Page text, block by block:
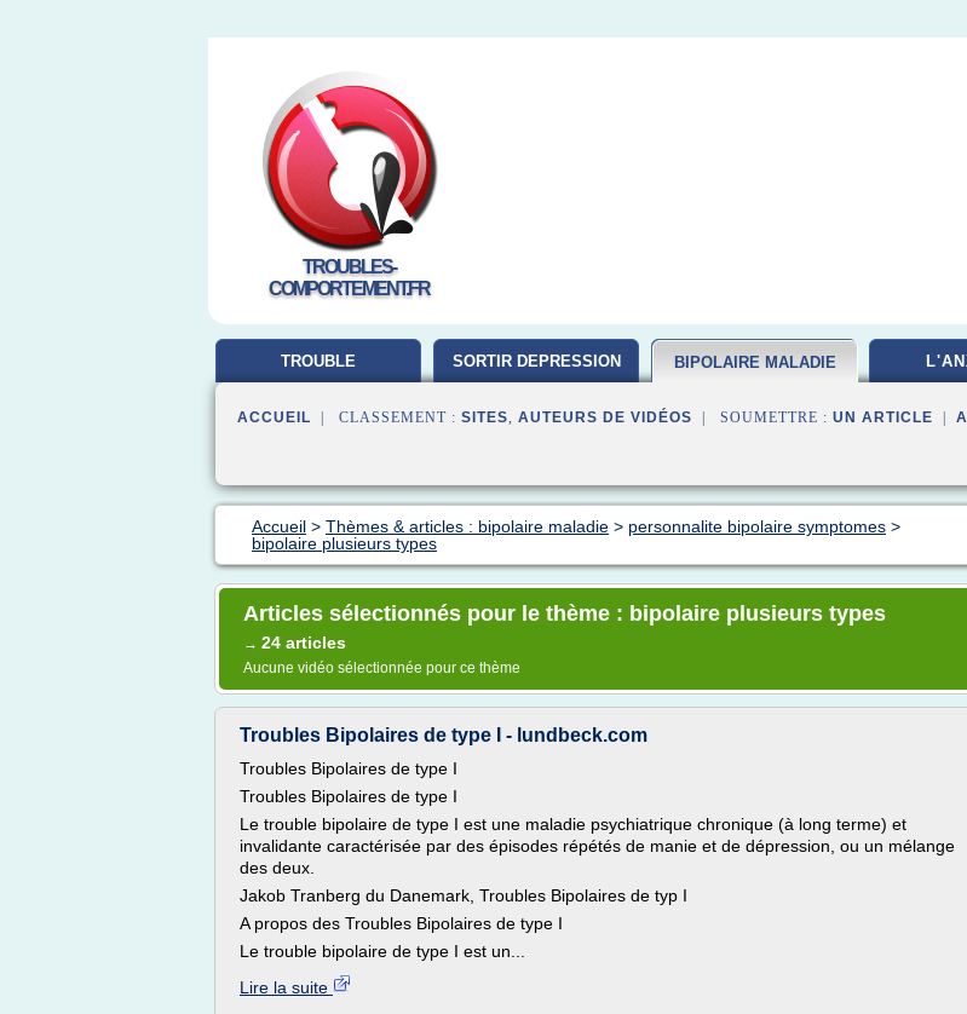
TROUBLES-
COMPORTEMENT.FR
TROUBLE SORTIR DEPRESSION BIPOLAIRE MALADIE
ACCUEIL | CLASSEMENT : SITES, AUTEURS DE VIDÉOS | SOUMETTRE : UN ARTICLE
Accueil > Thèmes & articles : bipolaire maladie > personnalite bipolaire symptomes >
bipolaire plusieurs types
Articles sélectionnés pour le thème : bipolaire plusieurs types
→ 24 articles
Aucune vidéo sélectionnée pour ce thème
Troubles Bipolaires de type I - lundbeck.com
Troubles Bipolaires de type I
Troubles Bipolaires de type I
Le trouble bipolaire de type I est une maladie psychiatrique chronique (à long terme) et
invalidante caractérisée par des épisodes répétés de manie et de dépression, ou un mélange
des deux.
Jakob Tranberg du Danemark, Troubles Bipolaires de typ I
A propos des Troubles Bipolaires de type I
Le trouble bipolaire de type I est un...
Lire la suite